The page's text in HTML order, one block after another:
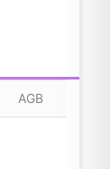
AGB